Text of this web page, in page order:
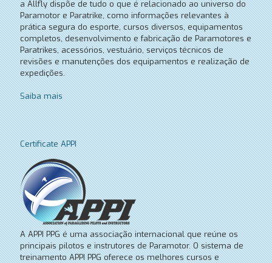
a Allfly dispõe de tudo o que é relacionado ao universo do
Paramotor e Paratrike, como informações relevantes à
prática segura do esporte, cursos diversos, equipamentos
completos, desenvolvimento e fabricação de Paramotores e
Paratrikes, acessórios, vestuário, serviços técnicos de
revisões e manutenções dos equipamentos e realização de
expedições.
Saiba mais
Certificate APPI
A APPI PPG é uma associação internacional que reúne os
principais pilotos e instrutores de Paramotor. O sistema de
treinamento APPI PPG oferece os melhores cursos e